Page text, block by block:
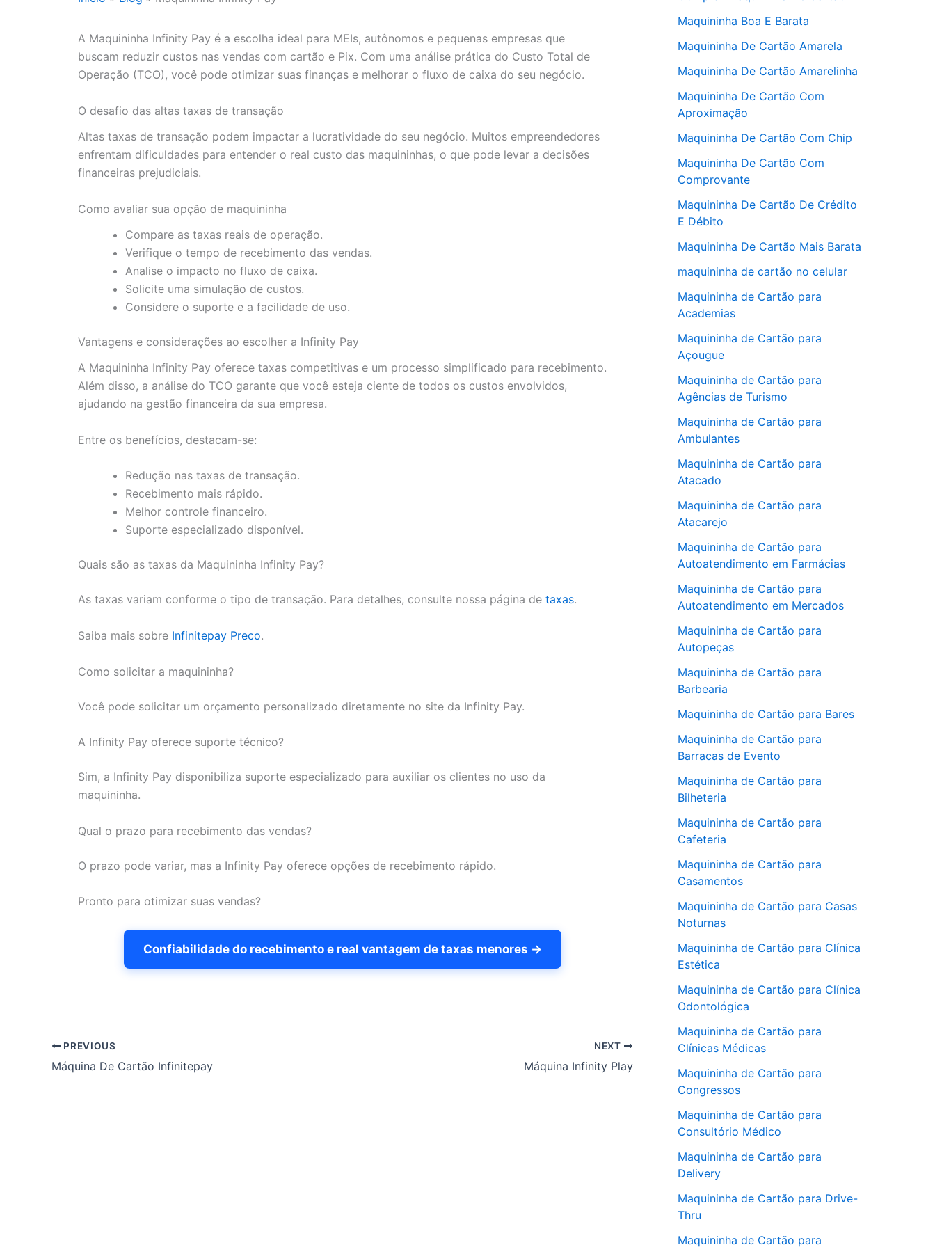
A Maquininha Infinity Pay é a escolha ideal para MEIs, autônomos e pequenas empresas que
buscam reduzir custos nas vendas com cartão e Pix. Com uma análise prática do Custo Total de
Operação (TCO), você pode otimizar suas finanças e melhorar o fluxo de caixa do seu negócio.
O desafio das altas taxas de transação
Altas taxas de transação podem impactar a lucratividade do seu negócio. Muitos empreendedores
enfrentam dificuldades para entender o real custo das maquininhas, o que pode levar a decisões
financeiras prejudiciais.
Como avaliar sua opção de maquininha
Compare as taxas reais de operação.
Verifique o tempo de recebimento das vendas.
Analise o impacto no fluxo de caixa.
Solicite uma simulação de custos.
Considere o suporte e a facilidade de uso.
Vantagens e considerações ao escolher a Infinity Pay
A Maquininha Infinity Pay oferece taxas competitivas e um processo simplificado para recebimento.
Além disso, a análise do TCO garante que você esteja ciente de todos os custos envolvidos,
ajudando na gestão financeira da sua empresa.
Entre os benefícios, destacam-se:
Redução nas taxas de transação.
Recebimento mais rápido.
Melhor controle financeiro.
Suporte especializado disponível.
Quais são as taxas da Maquininha Infinity Pay?
As taxas variam conforme o tipo de transação. Para detalhes, consulte nossa página de taxas.
Saiba mais sobre Infinitepay Preco.
Como solicitar a maquininha?
Você pode solicitar um orçamento personalizado diretamente no site da Infinity Pay.
A Infinity Pay oferece suporte técnico?
Sim, a Infinity Pay disponibiliza suporte especializado para auxiliar os clientes no uso da
maquininha.
Qual o prazo para recebimento das vendas?
O prazo pode variar, mas a Infinity Pay oferece opções de recebimento rápido.
Pronto para otimizar suas vendas?
Confiabilidade do recebimento e real vantagem de taxas menores →
PREVIOUS
Máquina De Cartão Infinitepay
NEXT
Máquina Infinity Play
Maquininha Boa E Barata
Maquininha De Cartão Amarela
Maquininha De Cartão Amarelinha
Maquininha De Cartão Com
Aproximação
Maquininha De Cartão Com Chip
Maquininha De Cartão Com
Comprovante
Maquininha De Cartão De Crédito
E Débito
Maquininha De Cartão Mais Barata
maquininha de cartão no celular
Maquininha de Cartão para
Academias
Maquininha de Cartão para
Açougue
Maquininha de Cartão para
Agências de Turismo
Maquininha de Cartão para
Ambulantes
Maquininha de Cartão para
Atacado
Maquininha de Cartão para
Atacarejo
Maquininha de Cartão para
Autoatendimento em Farmácias
Maquininha de Cartão para
Autoatendimento em Mercados
Maquininha de Cartão para
Autopeças
Maquininha de Cartão para
Barbearia
Maquininha de Cartão para Bares
Maquininha de Cartão para
Barracas de Evento
Maquininha de Cartão para
Bilheteria
Maquininha de Cartão para
Cafeteria
Maquininha de Cartão para
Casamentos
Maquininha de Cartão para Casas
Noturnas
Maquininha de Cartão para Clínica
Estética
Maquininha de Cartão para Clínica
Odontológica
Maquininha de Cartão para
Clínicas Médicas
Maquininha de Cartão para
Congressos
Maquininha de Cartão para
Consultório Médico
Maquininha de Cartão para
Delivery
Maquininha de Cartão para Drive-
Thru
Maquininha de Cartão para